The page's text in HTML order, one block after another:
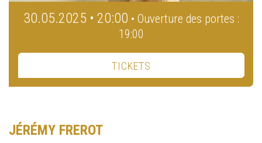
30.05.2025 • 20:00 • Ouverture des portes :
19:00
TICKETS
JÉRÉMY FREROT